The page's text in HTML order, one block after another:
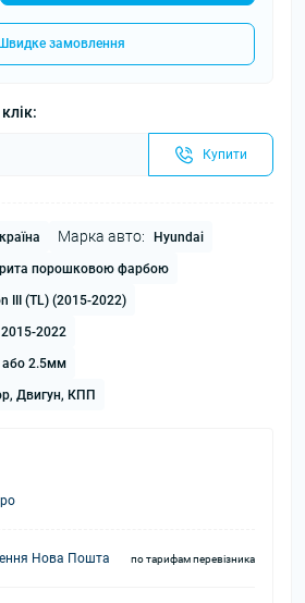
Швидке замовлення
Купити
Марка авто: Hyundai
порошковою фарбою
III (TL) (2015-2022)
2015-2022
2.5мм
Двигун, КПП
Нова Пошта по тарифам перевізника